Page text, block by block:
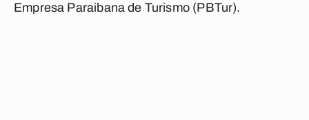
Empresa Paraibana de Turismo (PBTur).